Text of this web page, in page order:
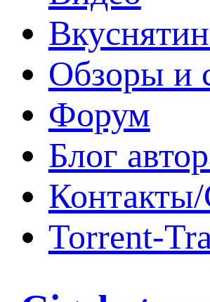
Обзоры и
Форум
Блог
Torrent-